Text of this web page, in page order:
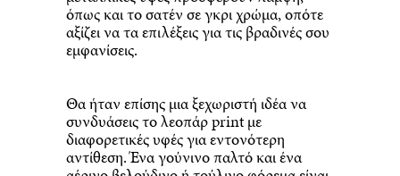
όπως και το σατέν σε γκρι χρώμα, οπότε
αξίζει να τα επιλέξεις για τις βραδινές σου
εμφανίσεις.
Θα ήταν επίσης μια ξεχωριστή ιδέα να
συνδυάσεις το λεοπάρ print με
διαφορετικές υφές για εντονότερη
αντίθεση. Ένα γούνινο παλτό και ένα